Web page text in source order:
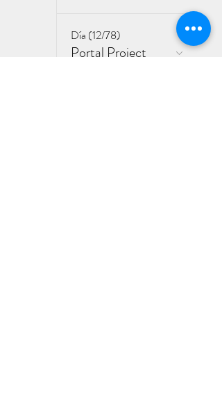
Día (12/78)
Portal Project